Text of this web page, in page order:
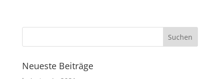
Neueste Beiträge